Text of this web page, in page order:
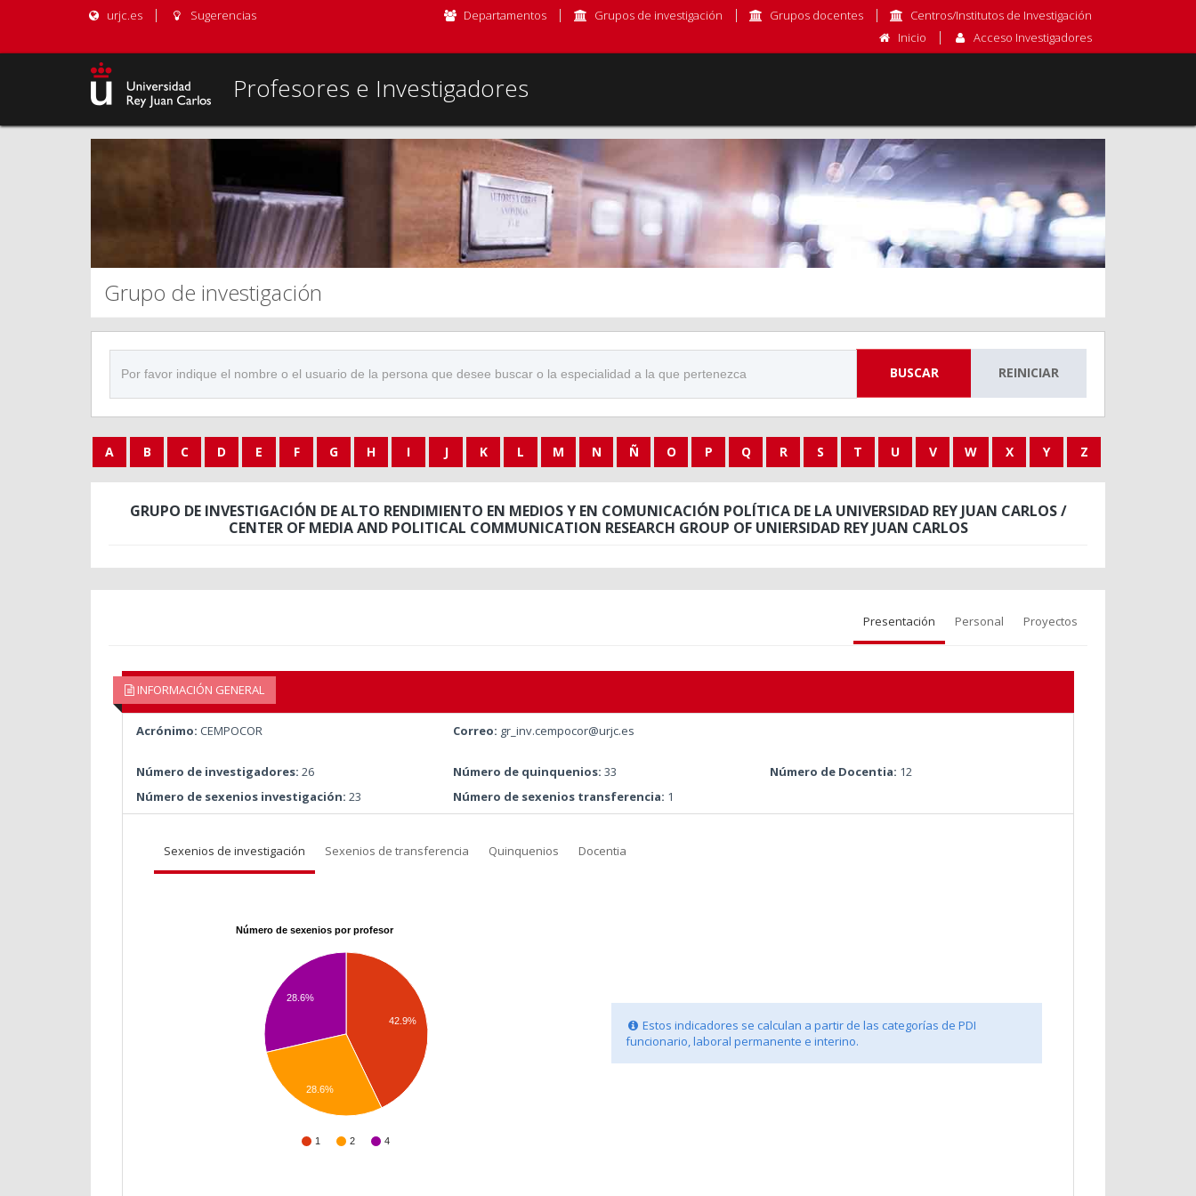
urjc.es Sugerencias Departamentos Grupos de investigación Grupos docentes
Centros/Institutos de Investigación
Inicio
Acceso Investigadores
Profesores e Investigadores
Grupo de investigación
BUSCAR REINICIAR
A B C D E F G H I J K L M N Ñ O P Q R S T U V W X Y Z
GRUPO DE INVESTIGACIÓN DE ALTO RENDIMIENTO EN MEDIOS Y EN COMUNICACIÓN POLÍTICA DE LA UNIVERSIDAD REY JUAN CARLOS /
CENTER OF MEDIA AND POLITICAL COMMUNICATION RESEARCH GROUP OF UNIERSIDAD REY JUAN CARLOS
Presentación Personal Proyectos
INFORMACIÓN GENERAL
Acrónimo: CEMPOCOR Correo: gr_inv.cempocor@urjc.es
Número de investigadores: 26 Número de quinquenios: 33 Número de Docentia: 12
Número de sexenios investigación: 23 Número de sexenios transferencia: 1
Sexenios de investigación Sexenios de transferencia Quinquenios Docentia
Número de sexenios por profesor
1 2 4
42.9%
28.6%
28.6%
Estos indicadores se calculan a partir de las categorías de PDI
funcionario, laboral permanente e interino.